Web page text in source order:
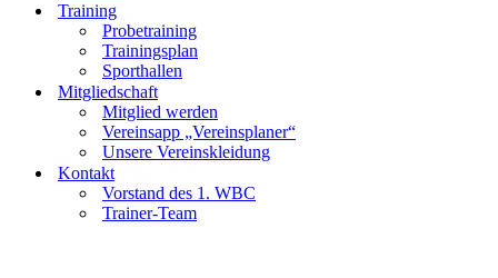
Training
Probetraining
Trainingsplan
Sporthallen
Mitgliedschaft
Mitglied werden
Vereinsapp „Vereinsplaner“
Unsere Vereinskleidung
Kontakt
Vorstand des 1. WBC
Trainer-Team